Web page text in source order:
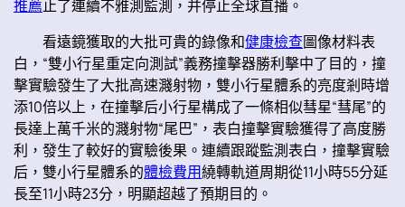
推薦止了連續不雅測監測，并停止全球直播。
看遠鏡獲取的大批可貴的錄像和健康檢查圖像材料表
白，“雙小行星重定向測試”義務撞擊器勝利擊中了目的，撞
擊實驗發生了大批高速濺射物，雙小行星體系的亮度剎時增
添10倍以上，在撞擊后小行星構成了一條相似彗星“彗尾”的
長達上萬千米的濺射物“尾巴”，表白撞擊實驗獲得了高度勝
利，發生了較好的實驗後果。連續跟蹤監測表白，撞擊實驗
后，雙小行星體系的體檢費用繞轉軌道周期從11小時55分延
長至11小時23分，明顯超越了預期目的。